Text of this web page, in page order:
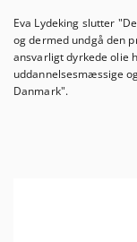
Eva Lydeking slutter
og dermed undgå den
ansvarligt dyrkede olie
uddannelsesmæssige
Danmark".